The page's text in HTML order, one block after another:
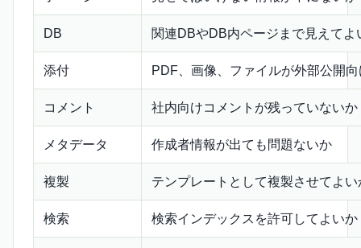
DB 関連DBやDB内ページまで見えてよ
添付 PDF、画像、ファイルが外部公開
コメント 社内向けコメントが残っていないか
メタデータ 作成者情報が出ても問題ないか
複製 テンプレートとして複製させてよい
検索 検索インデックスを許可してよいか